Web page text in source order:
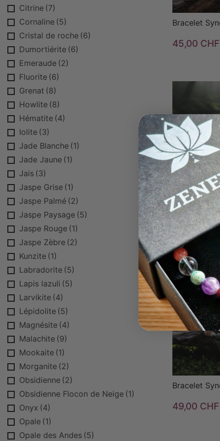
Citrine (7)
Cornaline (5)
Cristal de roche (6)
Dumortiérite (6)
Emeraude (2)
Fluorite (6)
Grenat (8)
Howlite (8)
Hématite (4)
Iolite (3)
Jade Blanche (1)
Jade Jaune (1)
Jais (3)
Jaspe Grise (1)
Jaspe Palmé (2)
Jaspe Paysage (5)
Jaspe Rouge (1)
Jaspe Zèbre (2)
Kunzite (1)
Labradorite (5)
Lapis lazuli (5)
Larvikite (4)
Lépidolite (5)
Magnésite (4)
Malachite (9)
Mookaite (1)
Morganite (2)
Obsidienne (2)
Obsidienne Flocon de Neige (1)
Onyx (4)
Opale (1)
Opale des Andes (5)
Bracelet
45,00 CHF

Bracelet
intérieur
54,00 CHF

Bracelet
49,00 CHF